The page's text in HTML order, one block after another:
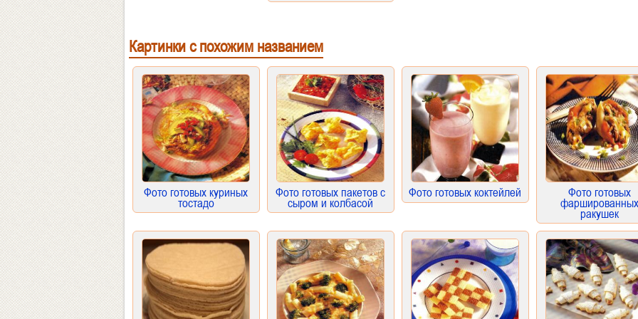
Картинки с похожим названием
Фото готовых куриных
тостадо
Фото готовых пакетов с
сыром и колбасой
Фото готовых коктейлей Фото готовых
фаршированных
ракушек